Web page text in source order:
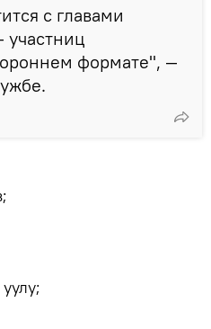
с главами
участниц
формате", —